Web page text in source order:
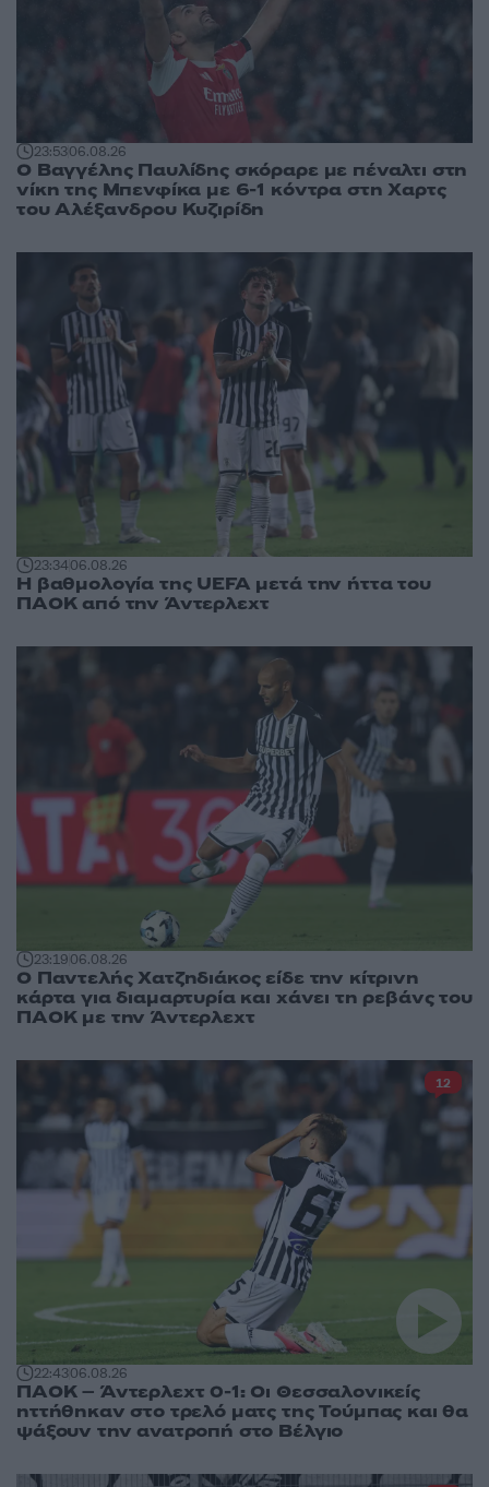
23:5306.08.26
Ο Βαγγέλης Παυλίδης σκόραρε με πέναλτι στη
νίκη της Μπενφίκα με 6-1 κόντρα στη Χαρτς
του Αλέξανδρου Κυζιρίδη
23:3406.08.26
Η βαθμολογία της UEFA μετά την ήττα του
ΠΑΟΚ από την Άντερλεχτ
23:1906.08.26
Ο Παντελής Χατζηδιάκος είδε την κίτρινη
κάρτα για διαμαρτυρία και χάνει τη ρεβάνς του
ΠΑΟΚ με την Άντερλεχτ
22:4306.08.26
ΠΑΟΚ – Άντερλεχτ 0-1: Οι Θεσσαλονικείς
ηττήθηκαν στο τρελό ματς της Τούμπας και θα
ψάξουν την ανατροπή στο Βέλγιο
12